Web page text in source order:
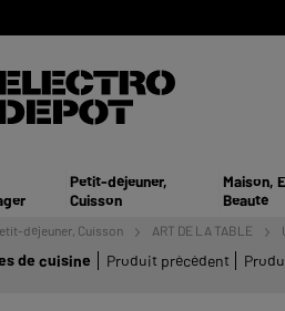
Petit-déjeuner,
Cuisson
Maison,
Beauté
déjeuner, Cuisson ART DE LA TABLE
de cuisine Produit précédent